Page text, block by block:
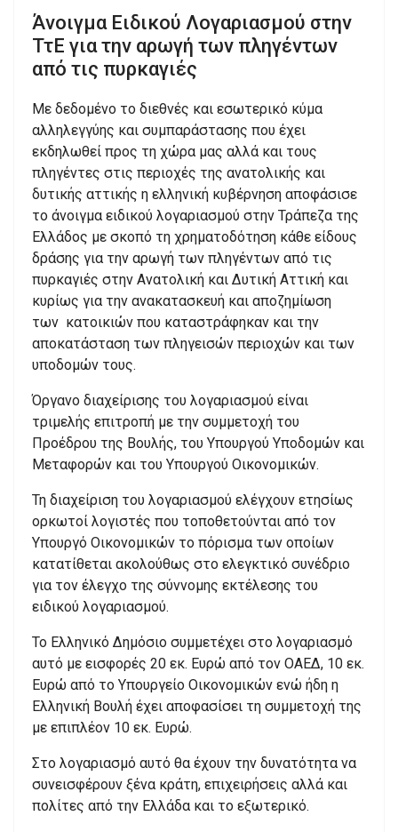
Άνοιγμα Ειδικού Λογαριασμού στην
ΤτΕ για την αρωγή των πληγέντων
από τις πυρκαγιές
Με δεδομένο το διεθνές και εσωτερικό κύμα
αλληλεγγύης και συμπαράστασης που έχει
εκδηλωθεί προς τη χώρα μας αλλά και τους
πληγέντες στις περιοχές της ανατολικής και
δυτικής αττικής η ελληνική κυβέρνηση αποφάσισε
το άνοιγμα ειδικού λογαριασμού στην Τράπεζα της
Ελλάδος με σκοπό τη χρηματοδότηση κάθε είδους
δράσης για την αρωγή των πληγέντων από τις
πυρκαγιές στην Ανατολική και Δυτική Αττική και
κυρίως για την ανακατασκευή και αποζημίωση
των κατοικιών που καταστράφηκαν και την
αποκατάσταση των πληγεισών περιοχών και των
υποδομών τους.
Όργανο διαχείρισης του λογαριασμού είναι
τριμελής επιτροπή με την συμμετοχή του
Προέδρου της Βουλής, του Υπουργού Υποδομών και
Μεταφορών και του Υπουργού Οικονομικών.
Τη διαχείριση του λογαριασμού ελέγχουν ετησίως
ορκωτοί λογιστές που τοποθετούνται από τον
Υπουργό Οικονομικών το πόρισμα των οποίων
κατατίθεται ακολούθως στο ελεγκτικό συνέδριο
για τον έλεγχο της σύννομης εκτέλεσης του
ειδικού λογαριασμού.
Το Ελληνικό Δημόσιο συμμετέχει στο λογαριασμό
αυτό με εισφορές 20 εκ. Ευρώ από τον ΟΑΕΔ, 10 εκ.
Ευρώ από το Υπουργείο Οικονομικών ενώ ήδη η
Ελληνική Βουλή έχει αποφασίσει τη συμμετοχή της
με επιπλέον 10 εκ. Ευρώ.
Στο λογαριασμό αυτό θα έχουν την δυνατότητα να
συνεισφέρουν ξένα κράτη, επιχειρήσεις αλλά και
πολίτες από την Ελλάδα και το εξωτερικό.